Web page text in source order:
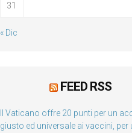
31
« Dic
FEED RSS
Il Vaticano offre 20 punti per un
giusto ed universale ai vaccini, per